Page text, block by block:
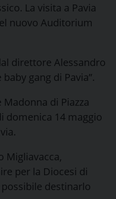
La visita a Pavia
nuovo Auditorium
direttore Alessandro
gang di Pavia”.
di Piazza
domenica 14 maggio
Migliavacca,
per la Diocesi di
destinarlo